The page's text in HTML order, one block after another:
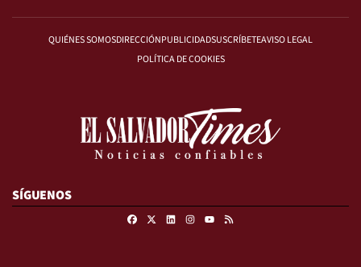
QUIÉNES SOMOSDIRECCIÓNPUBLICIDADSUSCRÍBETEAVISO LEGAL
POLÍTICA DE COOKIES
SÍGUENOS
FacebookLinkedinInstagram